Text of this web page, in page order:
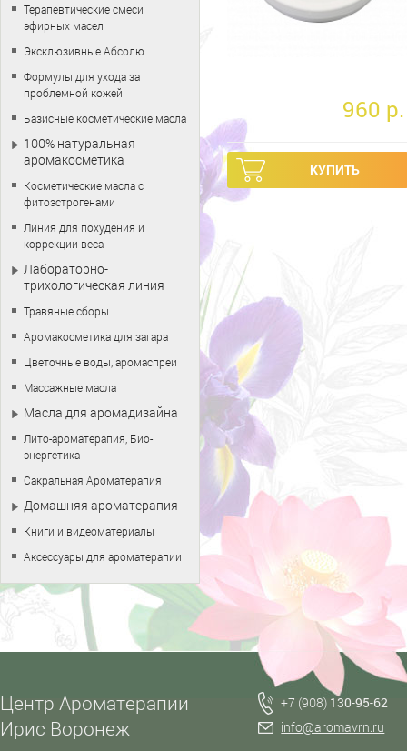
960 p.
Терапевтические смеси
эфирных масел
Эксклюзивные Абсолю
Формулы для ухода за
проблемной кожей
Базисные косметические масла
100% натуральная
аромакосметика
Косметические масла с
фитоэстрогенами
Линия для похудения и
коррекции веса
Лабораторно-
трихологическая линия
Травяные сборы
Аромакосметика для загара
Цветочные воды, аромаспреи
Массажные масла
Масла для аромадизайна
Лито-ароматерапия, Био-
энергетика
Сакральная Ароматерапия
Домашняя ароматерапия
Книги и видеоматериалы
Аксессуары для ароматерапии
Центр Ароматерапии
Ирис Воронеж
+7 (908) 130-95-62
info@aromavrn.ru